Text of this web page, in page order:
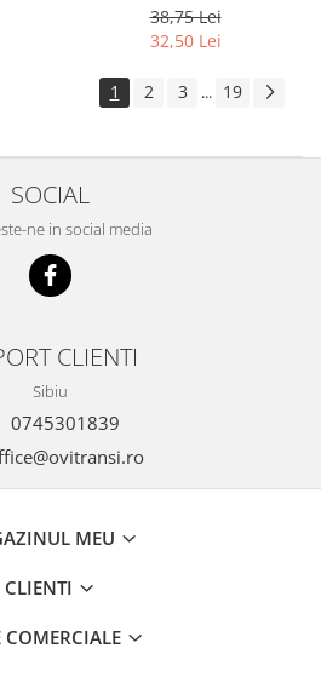
38,75 Lei
32,50 Lei
1 2 3 ... 19
SOCIAL
ne in social media
CLIENTI
Sibiu
0745301839
MEU
CLIENTI
COMERCIALE